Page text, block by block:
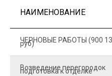
НАИМЕНОВАНИЕ
ЧЕРНОВЫЕ РАБОТЫ (900
руб)
Возведение перегородок
подготовка к отделке